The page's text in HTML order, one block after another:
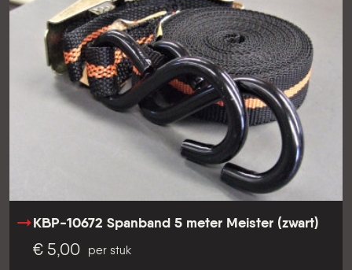
KBP-10672 Spanband 5 meter Meister (zwart)
€ 5,00 per stuk